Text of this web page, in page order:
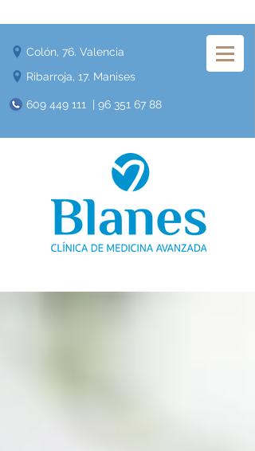
Colón, 76. Valencia
Ribarroja, 17. Manises
609 449 111 96 351 67 88